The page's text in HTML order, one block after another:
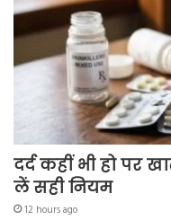
दर्द कहीं भी हो पर
लें सही नियम
12 hours ago